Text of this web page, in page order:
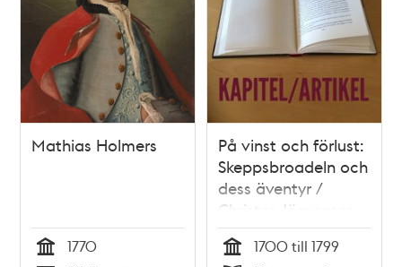
Mathias Holmers
1770
På vinst och förlust:
Skeppsbroadeln och
dess äventyr /
Christer Jörgensen
1700 till 1799